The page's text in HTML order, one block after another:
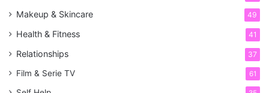
Makeup & Skincare 49
Health & Fitness 41
Relationships 37
Film & Serie TV 61